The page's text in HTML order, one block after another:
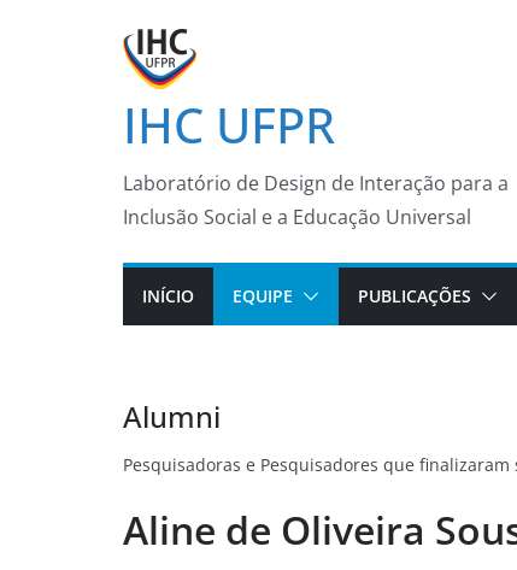
IHC UFPR
Laboratório de Design de Interação para a
Inclusão Social e a Educação Universal
INÍCIO EQUIPE PUBLICAÇÕES
Alumni
Pesquisadoras e Pesquisadores que
Aline de Oliveira